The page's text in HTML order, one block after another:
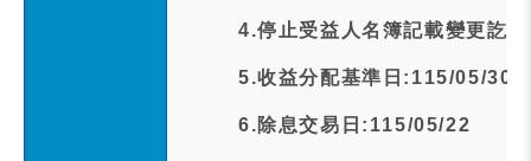
4.停止受益人名簿記載變更訖
5.收益分配基準日:115/05/30
6.除息交易日:115/05/22